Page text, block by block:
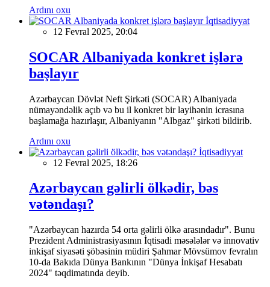
Ardını oxu
İqtisadiyyat
12 Fevral 2025, 20:04
SOCAR Albaniyada konkret işlərə
başlayır
Azərbaycan Dövlət Neft Şirkəti (SOCAR) Albaniyada
nümayəndəlik açıb və bu il konkret bir layihənin icrasına
başlamağa hazırlaşır, Albaniyanın "Albgaz" şirkəti bildirib.
Ardını oxu
İqtisadiyyat
12 Fevral 2025, 18:26
Azərbaycan gəlirli ölkədir, bəs
vətəndaşı?
"Azərbaycan hazırda 54 orta gəlirli ölkə arasındadır". Bunu
Prezident Administrasiyasının İqtisadi məsələlər və innovativ
inkişaf siyasəti şöbəsinin müdiri Şahmar Mövsümov fevralın
10-da Bakıda Dünya Bankının "Dünya İnkişaf Hesabatı
2024" təqdimatında deyib.